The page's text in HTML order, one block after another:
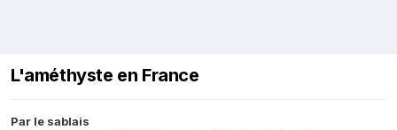
L'améthyste en France
Par le sablais